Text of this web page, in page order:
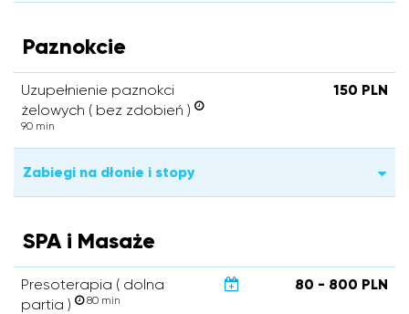
Paznokcie
Uzupełnienie paznokci
żelowych ( bez zdobień )
90 min
150 PLN
Zabiegi na dłonie i stopy
SPA i Masaże
Presoterapia ( dolna
partia )
80 min
80 - 800 PLN